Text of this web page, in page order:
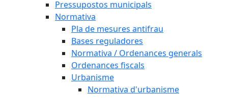
Pressupostos municipals
Normativa
Pla de mesures antifrau
Bases reguladores
Normativa / Ordenances generals
Ordenances fiscals
Urbanisme
Normativa d'urbanisme